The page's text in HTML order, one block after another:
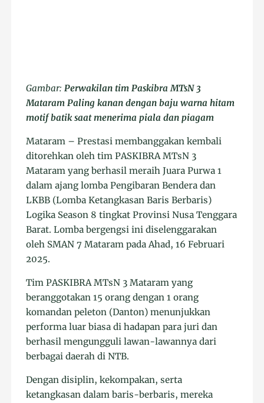
Gambar:Perwakilan tim Paskibra MTsN 3
Mataram Paling kanan dengan baju warna hitam
motif batik saat menerima piala dan piagam
Mataram – Prestasi membanggakan kembali
ditorehkan oleh tim PASKIBRA MTsN 3
Mataram yang berhasil meraih Juara Purwa 1
dalam ajang lomba Pengibaran Bendera dan
LKBB (Lomba Ketangkasan Baris Berbaris)
Logika Season 8 tingkat Provinsi Nusa Tenggara
Barat. Lomba bergengsi ini diselenggarakan
oleh SMAN 7 Mataram pada Ahad, 16 Februari
2025.
Tim PASKIBRA MTsN 3 Mataram yang
beranggotakan 15 orang dengan 1 orang
komandan peleton (Danton) menunjukkan
performa luar biasa di hadapan para juri dan
berhasil mengungguli lawan-lawannya dari
berbagai daerah di NTB.
Dengan disiplin, kekompakan, serta
ketangkasan dalam baris-berbaris, mereka